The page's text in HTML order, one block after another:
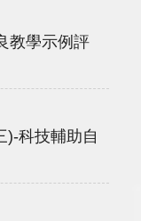
教學示例評
)-科技輔助自